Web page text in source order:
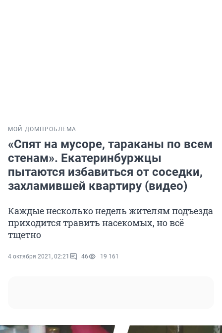
МОЙ ДОМ ПРОБЛЕМА
«Спят на мусоре, тараканы по всем
стенам». Екатеринбуржцы
пытаются избавиться от соседки,
захламившей квартиру (видео)
Каждые несколько недель жителям подъезда
приходится травить насекомых, но всё
тщетно
4 октября 2021, 02:21 46 19 161